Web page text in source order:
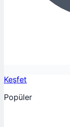
Keşfet
Popüler